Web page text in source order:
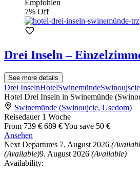
Empfohlen
7% Off
Drei Inseln –
See more details
Drei InselnHotelSwinemündeSwinoujscie
Hotel Drei Inseln in Swinemünde
Swinemünde (Swinoujcie, Usedom)
Reisedauer 1 Woche
From 739 € 689 €You save 50 €
Ansehen
Next Departures 7. August 2026
(Available)9. August 2026 (Available)
Availability: